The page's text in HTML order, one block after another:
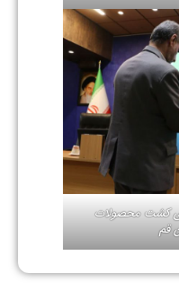
کشت محصولات
قم